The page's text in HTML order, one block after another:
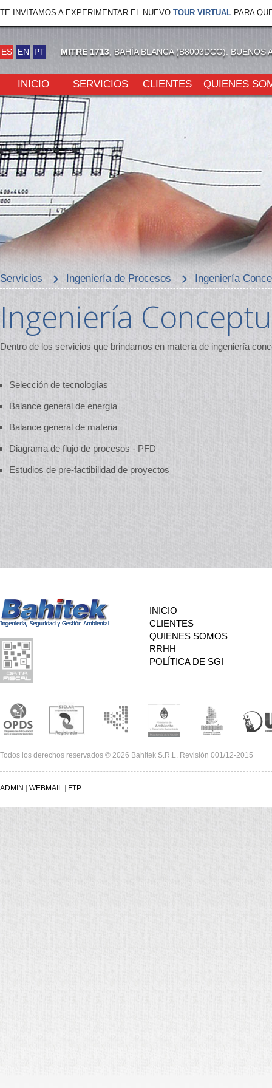
INICIO SERVICIOS CLIENTES QUIENES
Servicios Ingeniería de Procesos Ingeniería
Ingeniería
Dentro de los servicios que brindamos en materia de ingeniería
Selección de tecnologías
Balance general de energía
Balance general de materia
Diagrama de flujo de procesos - PFD
Estudios de pre-factibilidad de proyectos
INICIO
CLIENTES
QUIENES SOMOS
RRHH
POLÍTICA DE SGI
Todos los derechos reservados © 2026 Bahitek S.R.L. Revisión 001/12-2015
ADMIN WEBMAIL FTP
ES EN PT MITRE 1713 , BAHÍA BLANCA (B8003DCG). BUENOS
TE INVITAMOS A EXPERIMENTAR EL NUEVO TOUR VIRTUAL PARA